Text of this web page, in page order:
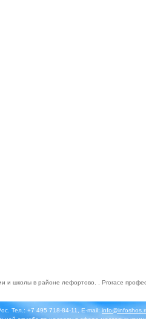
и школы в районе лефортово . . Prorace
Тел.: +7 495 718-84-11, E-mail: